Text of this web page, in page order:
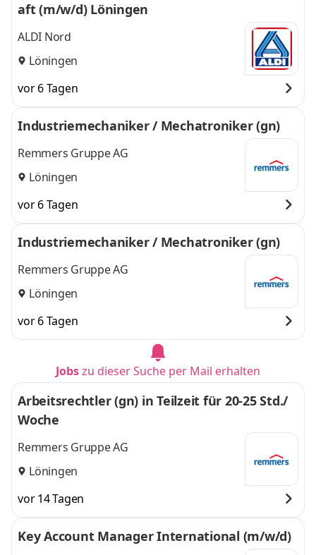
aft (m/w/d) Löningen
ALDI Nord
Löningen
vor 6 Tagen
Industriemechaniker / Mechatroniker (gn)
Remmers Gruppe AG
Löningen
vor 6 Tagen
Industriemechaniker / Mechatroniker (gn)
Remmers Gruppe AG
Löningen
vor 6 Tagen
Jobszu dieser Suche per Mail erhalten
Arbeitsrechtler (gn) in Teilzeit für 20-25 Std./
Woche
Remmers Gruppe AG
Löningen
vor 14 Tagen
Key Account Manager International (m/w/d)